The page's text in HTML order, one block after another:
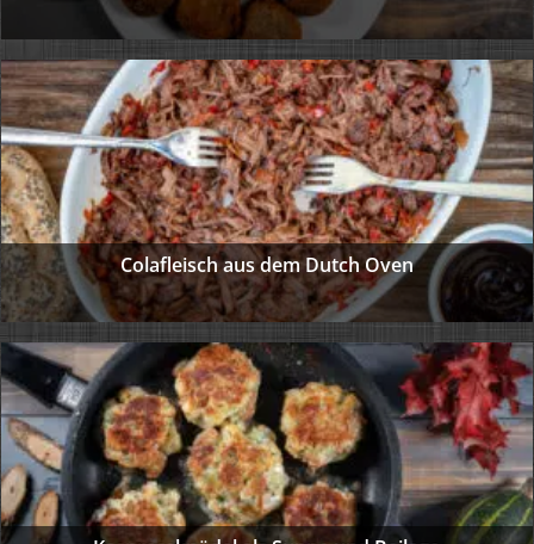
Colafleisch aus dem Dutch Oven